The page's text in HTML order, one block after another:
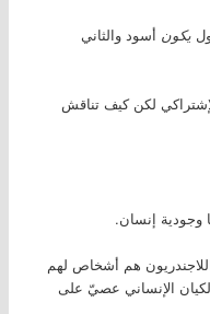
يكون أسود والثاني
لكن كيف تناقش
وجودية إنسان.
هم أشخاص لهم
الإنساني عصيّ على